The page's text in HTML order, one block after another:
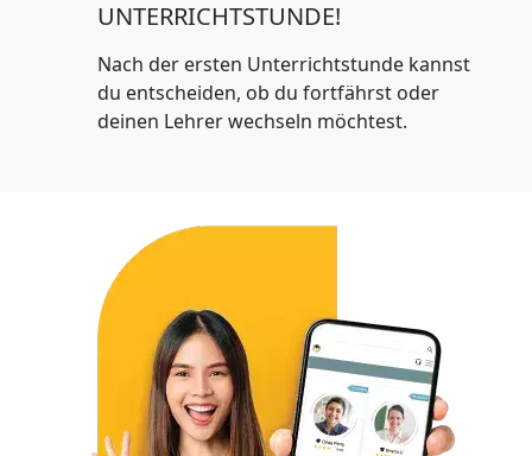
UNTERRICHTSTUNDE!
Nach der ersten Unterrichtstunde kannst
du entscheiden, ob du fortfährst oder
deinen Lehrer wechseln möchtest.